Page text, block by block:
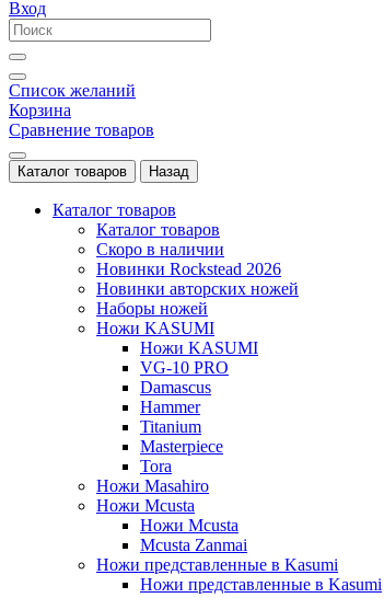
Вход
Список желаний
Корзина
Сравнение товаров
Каталог товаров Назад
Каталог товаров
Каталог товаров
Скоро в наличии
Новинки Rockstead 2026
Новинки авторских ножей
Наборы ножей
Ножи KASUMI
Ножи KASUMI
VG-10 PRO
Damascus
Hammer
Titanium
Masterpiece
Tora
Ножи Masahiro
Ножи Mcusta
Ножи Mcusta
Mcusta Zanmai
Ножи представленные в Kasumi
Ножи представленные в Kasumi